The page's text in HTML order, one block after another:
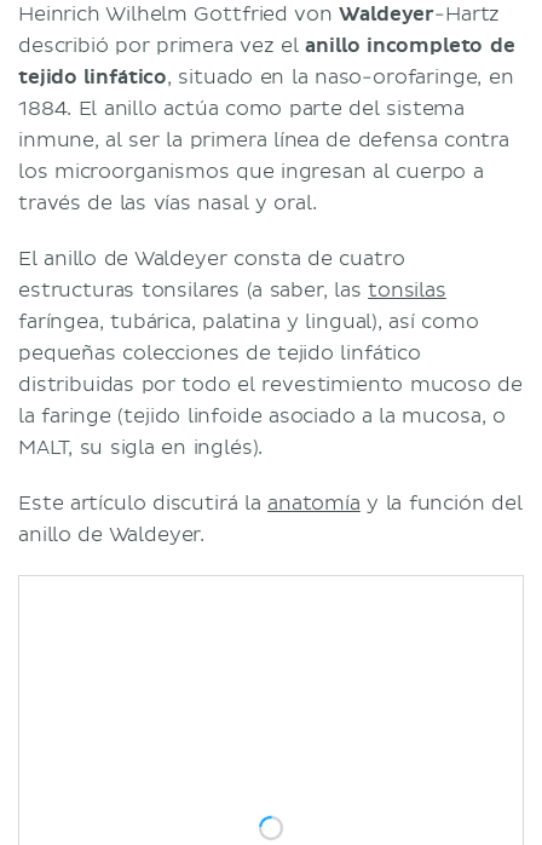
Heinrich Wilhelm Gottfried vonWaldeyer-Hartz
describió por primera vez elanillo incompleto de
tejido linfático, situado en la naso-orofaringe, en
1884. El anillo actúa como parte del sistema
inmune, al ser la primera línea de defensa contra
los microorganismos que ingresan al cuerpo a
través de las vías nasal y oral.
El anillo de Waldeyer consta de cuatro
estructuras tonsilares (a saber, lastonsilas
faríngea, tubárica, palatina y lingual), así como
pequeñas colecciones de tejido linfático
distribuidas por todo el revestimiento mucoso de
la faringe (tejido linfoide asociado a la mucosa, o
MALT, su sigla en inglés).
Este artículo discutirá la anatomía y la función del
anillo de Waldeyer.